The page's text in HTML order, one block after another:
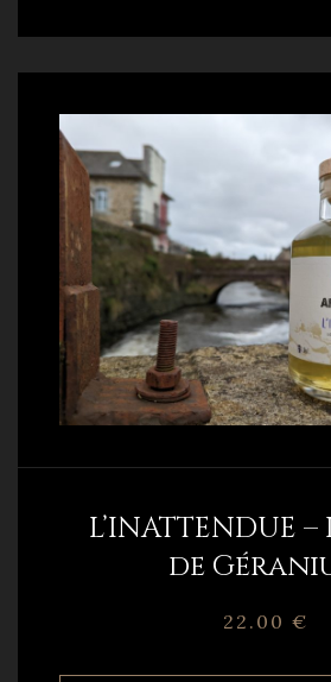
L’INATTENDUE
de
22.00 €